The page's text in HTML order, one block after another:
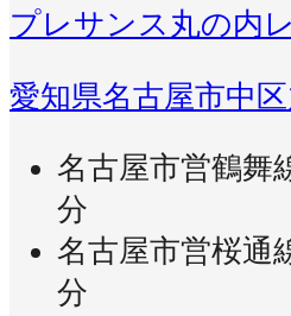
プレサンス丸の内
愛知県名古屋市中
名古屋市営鶴舞
分
名古屋市営桜通
分